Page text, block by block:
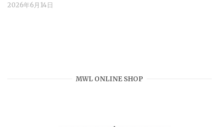
2026年6月14日
MWL ONLINE SHOP